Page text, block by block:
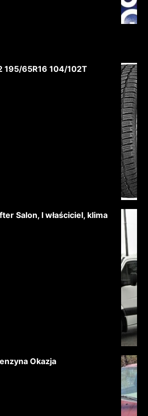
195/65R16 104/102T
Salon, I właściciel, klima
Okazja